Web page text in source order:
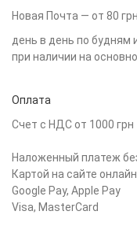
Новая Почта — от 80 грн
день в день по будням
при наличии на
Оплата
Счет с НДС от 1000 грн
Наложенный платеж
Картой на сайте онлайн
Google Pay, Apple Pay
Visa, MasterCard